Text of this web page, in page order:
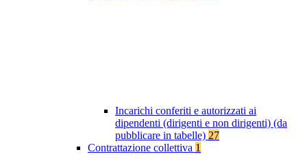
Incarichi conferiti e autorizzati ai
dipendenti (dirigenti e non dirigenti) (da
pubblicare in tabelle) 27
Contrattazione collettiva 1